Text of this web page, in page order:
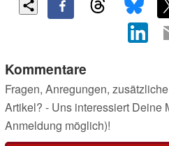
Kommentare
Fragen, Anregungen,
Artikel? - Uns interessiert Deine
Anmeldung möglich)!